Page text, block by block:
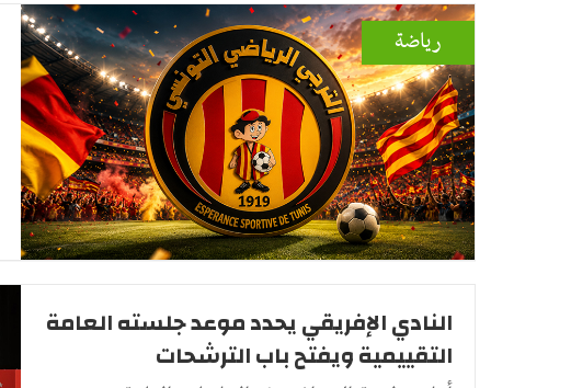
رياضة
النادي الإفريقي يحدد موعد جلسته العامة
التقييمية ويفتح باب الترشحات